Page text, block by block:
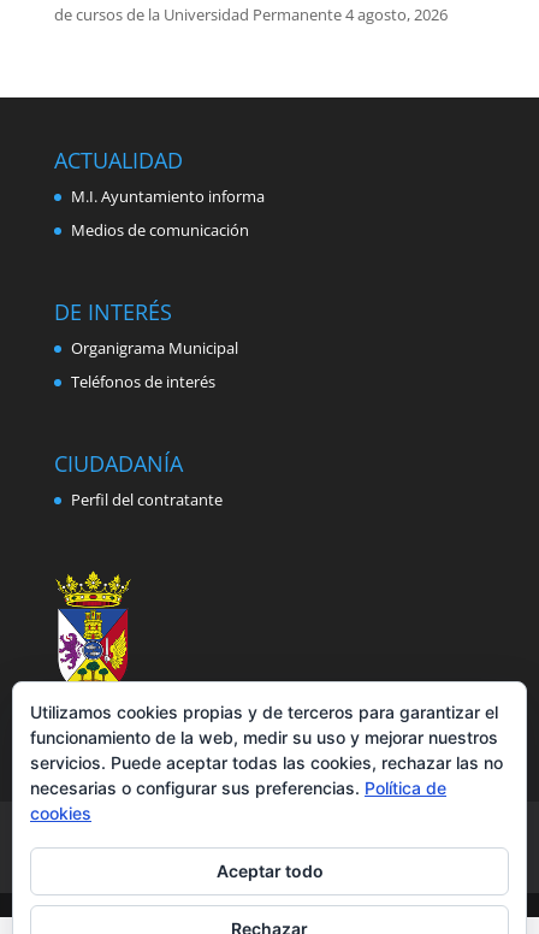
de cursos de la Universidad Permanente4 agosto, 2026
ACTUALIDAD
M.I. Ayuntamiento informa
Medios de comunicación
DE INTERÉS
Organigrama Municipal
Teléfonos de interés
CIUDADANÍA
Perfil del contratante
Política de cookies
Accesibilidad
Utilizamos cookies propias y de terceros para garantizar el
funcionamiento de la web, medir su uso y mejorar nuestros
servicios. Puede aceptar todas las cookies, rechazar las no
necesarias o configurar sus preferencias. Política de
cookies
Aceptar todo
Rechazar